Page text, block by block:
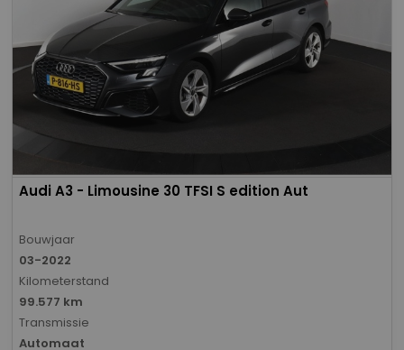
Audi A3 - Limousine 30 TFSI S edition Aut
Bouwjaar
03-2022
Kilometerstand
99.577 km
Transmissie
Automaat